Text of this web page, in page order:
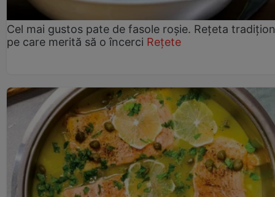
Cel mai gustos pate de fasole roșie. Rețeta
pe care merită să o încerci Rețete